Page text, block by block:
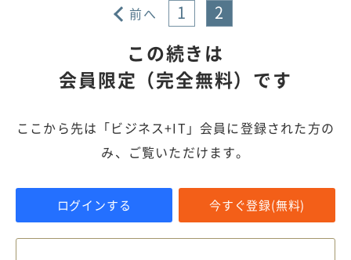
前へ 1 2
この続きは
会員限定（完全無料）です
ここから先は「ビジネス+IT」会員に登録された方の
み、ご覧いただけます。
ログインする 今すぐ登録(無料)